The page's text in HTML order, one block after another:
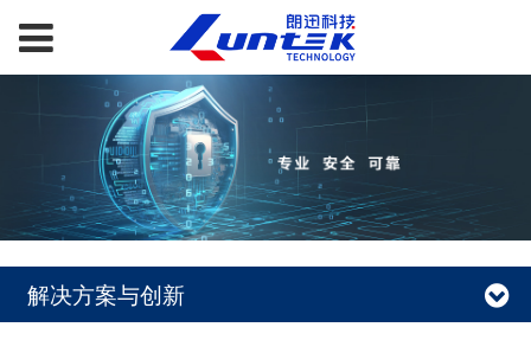
解决方案与创新